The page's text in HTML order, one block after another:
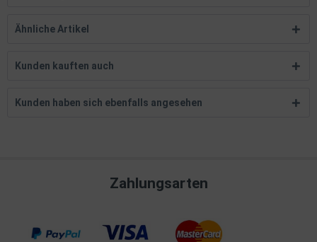
Ähnliche Artikel
Kunden kauften auch
Kunden haben sich ebenfalls angesehen
Zahlungsarten